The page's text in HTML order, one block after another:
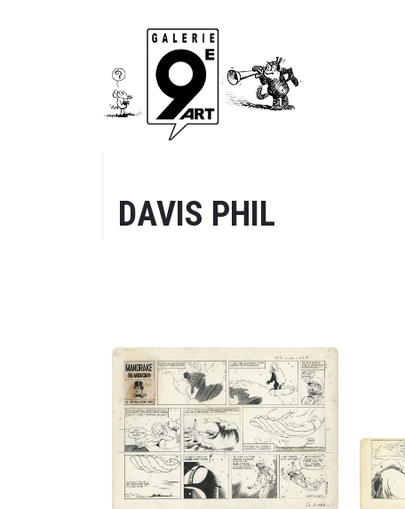
DAVIS PHIL